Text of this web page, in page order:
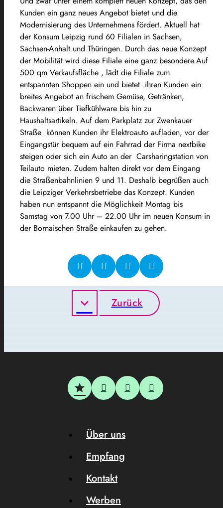
Kunden ein ganz neues Angebot bietet und die
Modernisierung des Unternehmens fördert. Aktuell hat
der Konsum Leipzig rund 60 Filialen in Sachsen,
Sachsen-Anhalt und Thüringen. Durch das neue Konzept
der Mobilität wird diese Filiale eine ganz besondere.Auf
500 qm Verkaufsfläche , lädt die Filiale zum
entspannten Shoppen ein und bietet ihren Kunden ein
breites Angebot an frischem Gemüse, Getränken,
Backwaren über Tiefkühlware bis hin zu
Haushaltsartikeln. Auf dem Parkplatz zur Zwenkauer
Straße können Kunden ihr Elektroauto aufladen, vor der
Eingangstür bequem auf ein Fahrrad der Firma nextbike
steigen oder sich ein Auto an der Carsharingstation von
Teilauto mieten. Zudem halten direkt vor dem Eingang
die Straßenbahnlinien 9 und 11. Deshalb begrüßen auch
die Leipziger Verkehrsbetriebe das Konzept. Kunden
haben nun entspannt die Möglichkeit Montag bis
Samstag von 7.00 Uhr – 22.00 Uhr im neuen Konsum in
der Bornaischen Straße einkaufen zu gehen.
Zurück
Über uns
Empfang
Kontakt
Werben